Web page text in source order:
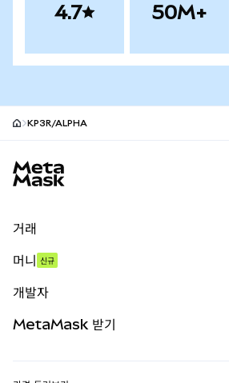
4.7 50M+
KP3R/ALPHA
거래
무기한 선물
실물자산
머니 신규
개발자
MetaMask 받기